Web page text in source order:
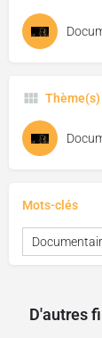
Mots-clés
D'autres